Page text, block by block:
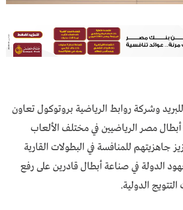
وشركة روابط الرياضية بروتوكول تعاون
مصر الرياضيين في مختلف الألعاب
جاهزيتهم للمنافسة في البطولات القارية
الدولة في صناعة أبطال قادرين على رفع
الدولية.